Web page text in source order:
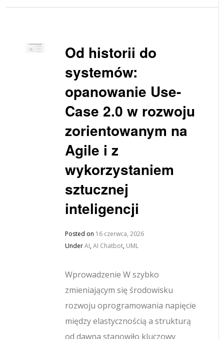
Od historii do
systemów:
opanowanie Use-
Case 2.0 w rozwoju
zorientowanym na
Agile i z
wykorzystaniem
sztucznej
inteligencji
Posted on 16 czerwca, 2026
UnderAI,AI Chatbot, UML
Wprowadzenie W szybko
zmieniającym się środowisku
rozwoju oprogramowania napięcie
między elastycznością a strukturą
od dawna stanowiło kluczowy